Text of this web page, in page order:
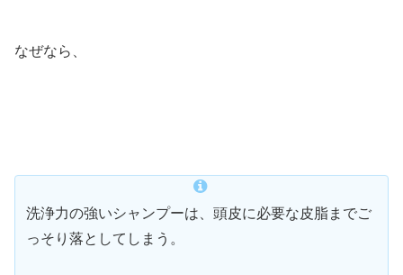
なぜなら、
洗浄力の強いシャンプーは、頭皮に必要な皮脂までご
っそり落としてしまう。